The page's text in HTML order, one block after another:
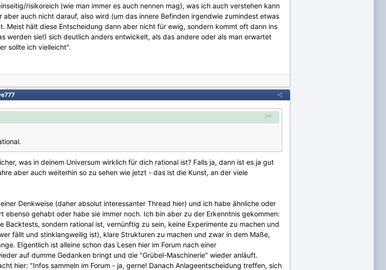
risikoreich (wie man immer es auch nennen mag), was ich auch verstehen kann
auch nicht darauf, also wird (um das innere Befinden irgendwie zumindest etwas
Meist hält diese Entscheidung dann aber nicht für ewig, sondern kommt oft dann ins
werden sie!) sich deutlich anders entwickelt, als das andere oder als man erwartet
sollte ich vielleicht".
was in deinem Universum wirklich für dich rational ist? Falls ja, dann ist es ja gut
aber auch weiterhin so zu sehen wie jetzt - das ist die Kunst, an der viele
Denkweise (daher absolut interessanter Thread hier) und ich habe ähnliche oder
gehabt oder habe sie immer noch. Ich bin aber zu der Erkenntnis gekommen:
Backtests, sondern rational ist, vernünftig zu sein, keine Experimente zu machen und
fällt und stinklangweilig ist), klare Strukturen zu machen und zwar in dem Maße,
EIgentlich ist alleine schon das Lesen hier im Forum nach einer
auf dumme Gedanken bringt und die "Grübel-Maschinerie" wieder anläuft.
hier: "Infos sammeln im Forum - ja, gerne! Danach Anlageentscheidung treffen, sich